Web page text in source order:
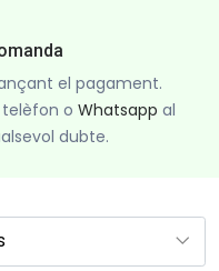
el pagament.
o Whatsapp al
dubte.